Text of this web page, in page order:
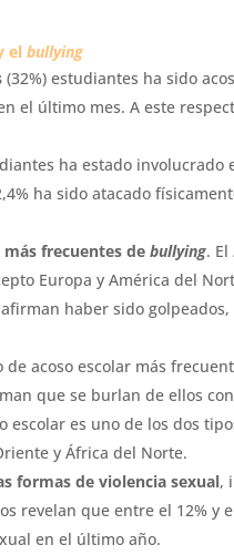
elbullying
(32%) estudiantes ha sido
el último mes. A este
ha estado
ha sido atacado
frecuentes debullying. El
Europa y América del
haber sido
acoso escolar más
que se burlan de ellos
escolar es uno de los dos
y África del Norte.
formas de violencia sexual,
revelan que entre el 12% y
en el último año.